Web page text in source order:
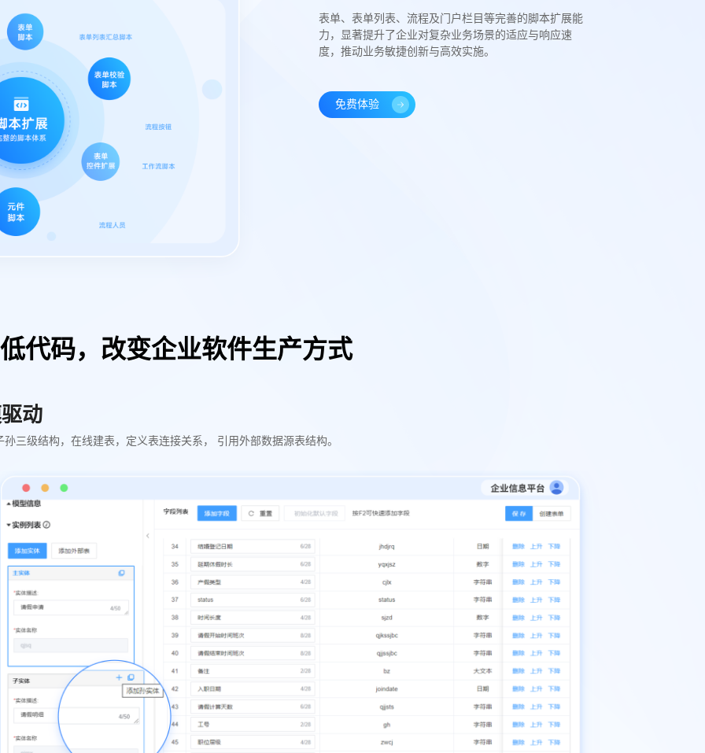
表单、表单列表、流程及门户栏目等完善的脚本扩展能
力，显著提升了企业对复杂业务场景的适应与响应速
度，推动业务敏捷创新与高效实施。
免费体验
低代码，改变企业软件生产方式
动
孙三级结构，在线建表，定义表连接关系， 引用外部数据源表结构。